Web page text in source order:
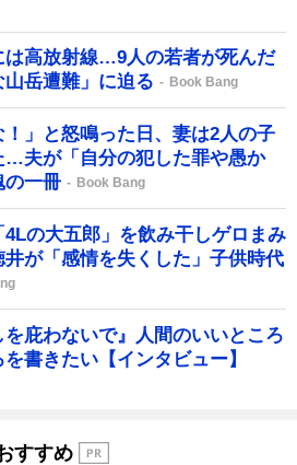
は高放射線…9人の若者が死んだ
山岳遭難」に迫る
Book Bang
！」と怒鳴った日、妻は2人の子
…夫が「自分の犯した罪や愚か
の一冊
Book Bang
の大五郎」を飲み干しゲロまみ
が「感情を失くした」子供時代
庇わないで』人間のいいところ
書きたい【インタビュー】
すすめ